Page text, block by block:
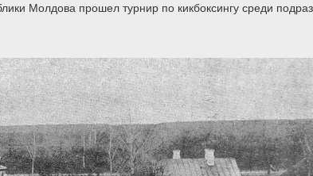
Молдова прошел турнир по кикбоксингу среди